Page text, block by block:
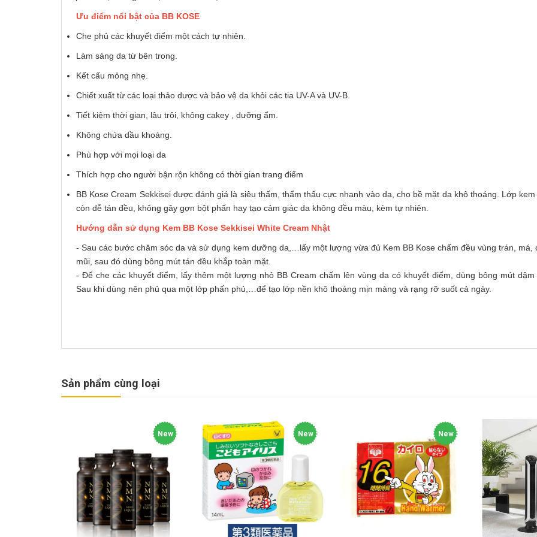
Ưu điểm nổi bật của BB KOSE
Che phủ các khuyết điểm một cách tự nhiên.
Làm sáng da từ bên trong.
Kết cấu mỏng nhẹ.
Chiết xuất từ các loại thảo dược và bảo vệ da khỏi các tia UV-A và UV-B.
Tiết kiệm thời gian, lâu trôi, không cakey , dưỡng ẩm.
Không chứa dầu khoáng.
Phù hợp với mọi loại da
Thích hợp cho người bận rộn không có thời gian trang điểm
BB Kose Cream Sekkisei được đánh giá là siêu thấm, thẩm thấu cực nhanh vào da, cho bề mặt da khô thoáng. Lớp kem
còn dễ tán đều, không gây gợn bột phấn hay tạo cảm giác da không đều màu, kèm tự nhiên.
Hướng dẫn sử dụng Kem BB Kose Sekkisei White Cream Nhật
- Sau các bước chăm sóc da và sử dụng kem dưỡng da,…lấy một lượng vừa đủ Kem BB Kose chấm đều vùng trán, má,
mũi, sau đó dùng bông mút tán đều khắp toàn mặt.
- Để che các khuyết điểm, lấy thêm một lượng nhỏ BB Cream chấm lên vùng da có khuyết điểm, dùng bông mút dậm
Sau khi dùng nên phủ qua một lớp phấn phủ,…để tạo lớp nền khô thoáng mịn màng và rạng rỡ suốt cả ngày.
Sản phẩm cùng loại
New New New